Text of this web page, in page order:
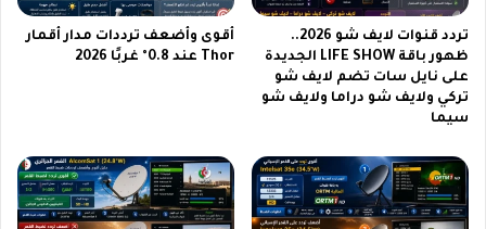
ي
د
ف
ي
م
ص
ل
ف
س
ط
ة
ت
ث
ي
ض
ة
تردد قنوات لايف شو 2026..
ظهور باقة LIFE SHOW الجديدة
على نايل سات تضم لايف شو
تركي ولايف شو دراما ولايف شو
سيما
أقوى وأضعف ترددات مدار أقمار
Thor عند 0.8° غربًا 2026